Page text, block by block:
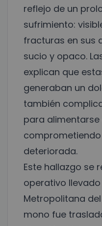
reflejo de un
sufrimiento:
fracturas en sus
sucio y opaco.
explican que
generaban un
también
para
deteriorada.
Este hallazgo se
operativo
Metropolitana del
mono fue